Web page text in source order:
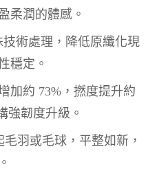
柔潤的體感。
術處理，降低原纖化現
穩定。
加約 73%，撚度提升約
強韌度升級。
羽或毛球，平整如新，